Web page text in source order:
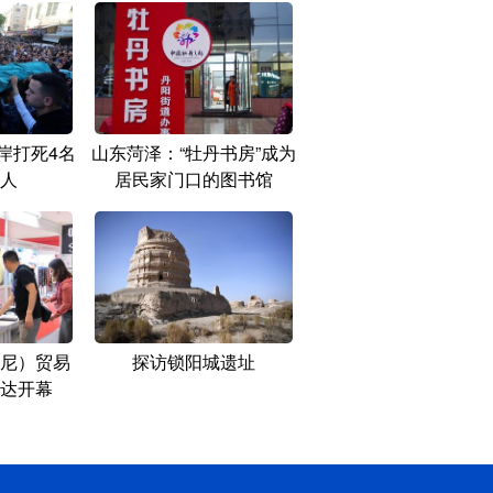
打死4名
山东菏泽：“牡丹书房”成为
居民家门口的图书馆
）贸易
开幕
探访锁阳城遗址